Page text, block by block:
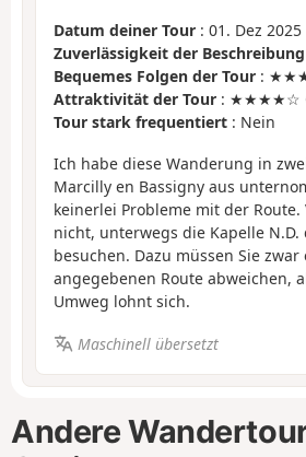
Datum deiner Tour : 01. Dez 2025
Zuverlässigkeit der Beschreibung
Bequemes Folgen der Tour :
Attraktivität der Tour : ★★★★☆
Tour stark frequentiert : Nein
Ich habe diese Wanderung in
Marcilly en Bassigny aus
keinerlei Probleme mit der Route.
nicht, unterwegs die Kapelle N.D.
besuchen. Dazu müssen Sie
angegebenen Route abweichen,
Umweg lohnt sich.
Maschinell übersetzt
Andere